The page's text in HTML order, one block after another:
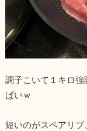
調子こいて１キロ
ぱいｗ
短いのがスペアリブ